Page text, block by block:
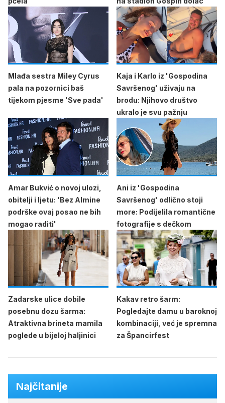
Mlađa sestra Miley Cyrus
pala na pozornici baš
tijekom pjesme 'Sve pada'
Kaja i Karlo iz 'Gospodina
Savršenog' uživaju na
brodu: Njihovo društvo
ukralo je svu pažnju
Amar Bukvić o novoj ulozi,
obitelji i ljetu: 'Bez Almine
podrške ovaj posao ne bih
mogao raditi'
Ani iz 'Gospodina
Savršenog' odlično stoji
more: Podijelila romantične
fotografije s dečkom
Zadarske ulice dobile
posebnu dozu šarma:
Atraktivna brineta mamila
poglede u bijeloj haljinici
Kakav retro šarm:
Pogledajte damu u baroknoj
kombinaciji, već je spremna
za Špancirfest
Najčitanije